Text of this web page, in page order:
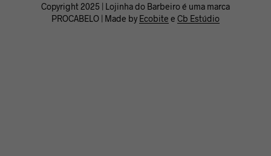
Copyright 2025 | Lojinha do Barbeiro é uma marca
PROCABELO | Made by Ecobite e Cb Estúdio